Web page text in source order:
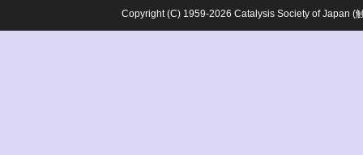
Copyright (C) 1959-2026 Catalysis Society of Japan (